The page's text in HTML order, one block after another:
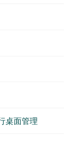
桌面管理